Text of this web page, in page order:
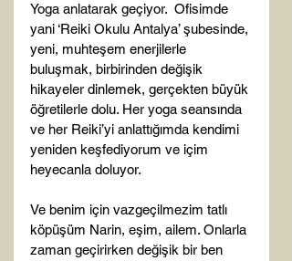
Yoga anlatarak geçiyor.  Ofisimde
yani ‘Reiki Okulu Antalya’ şubesinde,
yeni, muhteşem enerjilerle
buluşmak, birbirinden değişik
hikayeler dinlemek, gerçekten büyük
öğretilerle dolu. Her yoga seansında
ve her Reiki’yi anlattığımda kendimi
yeniden keşfediyorum ve içim
heyecanla doluyor.
Ve benim için vazgeçilmezim tatlı
köpüşüm Narin, eşim, ailem. Onlarla
zaman geçirirken değişik bir ben